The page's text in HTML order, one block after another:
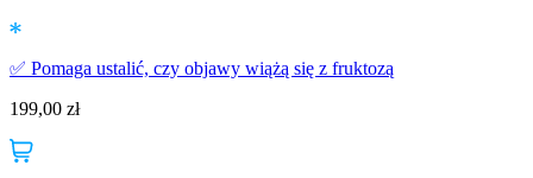
✅ Pomaga ustalić, czy objawy wiążą się z fruktozą
199,00 zł